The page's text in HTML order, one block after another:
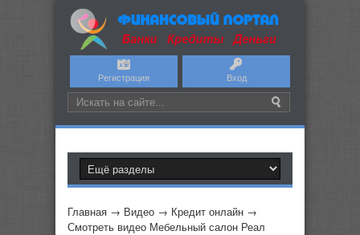
Регистрация Вход
Главная → Видео → Кредит онлайн →
Смотреть видео Мебельный салон Реал